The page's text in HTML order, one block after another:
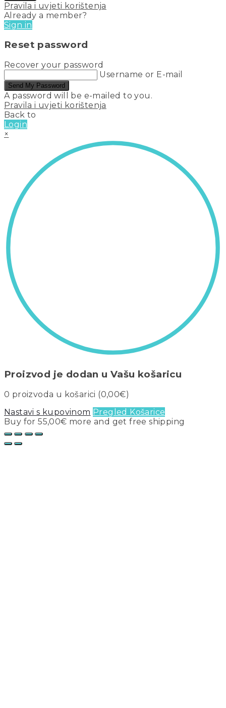
Pravila i uvjeti korištenja
Already a member?
Sign in
Reset password
Recover your password
Username or E-mail
Send My Password
A password will be e-mailed to you.
Pravila i uvjeti korištenja
Back to
Login
×
Proizvod je dodan u Vašu košaricu
0 proizvoda u košarici (0,00€)
Nastavi s kupovinom Pregled Košarice
Buy for55,00€ more and get free shipping